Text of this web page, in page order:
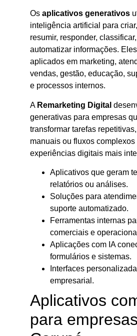
Os aplicativos generativos
inteligência artificial para
resumir, responder,
automatizar informações.
aplicados em marketing,
vendas, gestão, educação,
e processos internos.
A Remarketing Digital
generativas para empresas
transformar tarefas
manuais ou fluxos complexos
experiências digitais mais
Aplicativos que geram
relatórios ou análises.
Soluções para
suporte automatizado.
Ferramentas internas
comerciais e
Aplicações com IA
formulários e sistemas.
Interfaces
empresarial.
Aplicativos
para